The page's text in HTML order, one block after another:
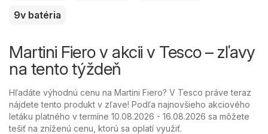
9v batéria
Martini Fiero v akcii v Tesco – zľavy
na tento týždeň
Hľadáte výhodnú cenu na Martini Fiero? V Tesco práve teraz
nájdete tento produkt v zľave! Podľa najnovšieho akciového
letáku platného v termíne 10.08.2026 - 16.08.2026 sa môžete
tešiť na zníženú cenu, ktorú sa oplatí využiť.